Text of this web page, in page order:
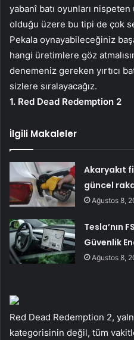
yabanî batı oyunları nispeten
olduğu üzere bu tipi de çok
Pekala oynayabileceğiniz
hangi üretimlere göz
denemeniz gereken yırtıcı
sizlere sıralayacağız.
1. Red Dead Redemption 2
İlgili Makaleler
Akaryakıt
güncel
Ağustos 8,
Tesla’nın
Güvenlik
Ağustos 8,
Red Dead Redemption 2,
kategorisinin değil, tüm